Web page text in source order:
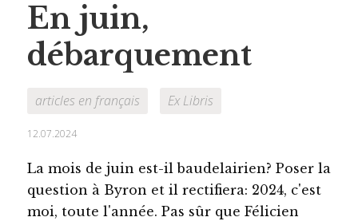
En juin,
débarquement
articles en français Ex Libris
12.07.2024
La mois de juin est-il baudelairien? Poser la
question à Byron et il rectifiera: 2024, c'est
moi, toute l'année. Pas sûr que Félicien